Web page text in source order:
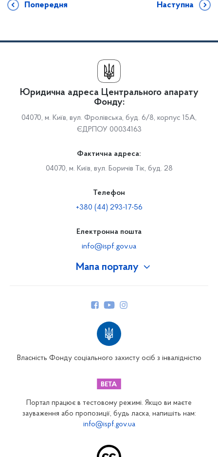
Попередня Наступна
Мапа порталу
Закарпатське відділення
Запорізьке відділення
Юридична адреса Центрального апарату
Фонду:
04070, м. Київ, вул. Фролівська, буд. 6/8, корпус 15А,
ЄДРПОУ 00034163
Фактична адреса:
04070, м. Київ, вул. Боричів Тік, буд. 28
Телефон
+380 (44) 293-17-56
Електронна пошта
info@ispf.gov.ua
Власність Фонду соціального захисту осіб з інвалідністю
Портал працює в тестовому режимі. Якщо ви маєте
зауваження або пропозиції, будь ласка, напишіть нам:
info@ispf.gov.ua